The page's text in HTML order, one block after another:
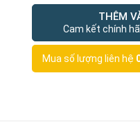
THÊM
Cam kết chính
Mua số lượng liên hệ